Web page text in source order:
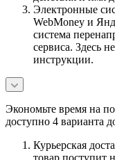
Электронные
WebMoney и
система
сервиса. Здесь
инструкции.
Экономьте время на
доступно 4 варианта
Курьерская
товар поступит